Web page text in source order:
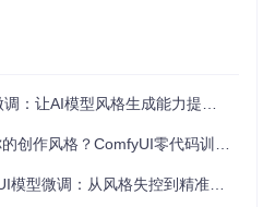
训练少量新增参数来实现模型适
下训练时间缩短40%
让AI模型风格生成能力提升300%
作风格？ComfyUI零代码训练攻略
调：从风格失控到精准生成的实战指南